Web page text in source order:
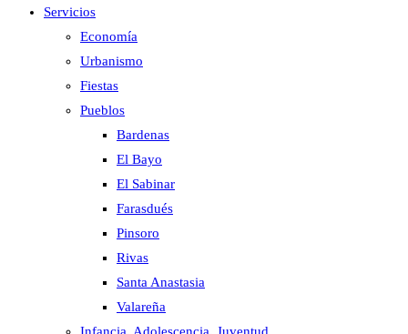
Servicios
Economía
Urbanismo
Fiestas
Pueblos
Bardenas
El Bayo
El Sabinar
Farasdués
Pinsoro
Rivas
Santa Anastasia
Valareña